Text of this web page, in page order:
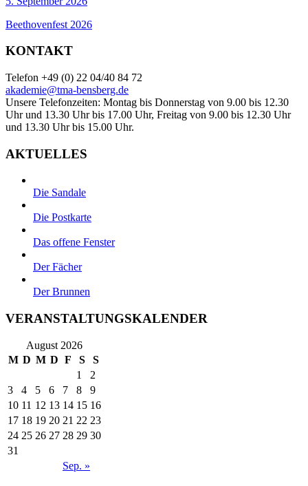
Beethovenfest 2026
KONTAKT
Telefon +49 (0) 22 04/40 84 72
akademie@tma-bensberg.de
Unsere Telefonzeiten: Montag bis Donnerstag von 9.00 bis 12.30
Uhr und 13.30 Uhr bis 17.00 Uhr, Freitag von 9.00 bis 12.30 Uhr
und 13.30 Uhr bis 15.00 Uhr.
AKTUELLES
Die Sandale
Die Postkarte
Das offene Fenster
Der Fächer
Der Brunnen
VERANSTALTUNGSKALENDER
August 2026
M D M D F S S
Sep. »
1
2
3
4 5 6 7 8
9
10 11 12 13 14 15 16
17 18 19 20 21 22 23
24 25 26 27 28 29 30
31